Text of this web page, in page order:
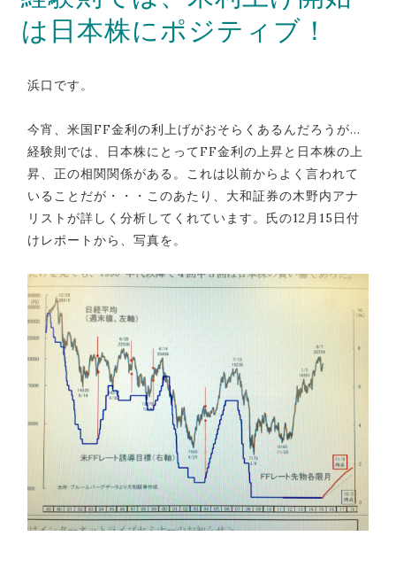
は日本株にポジティブ！
浜口です。
今宵、米国FF金利の利上げがおそらくあるんだろうが…
経験則では、日本株にとってFF金利の上昇と日本株の上
昇、正の相関関係がある。これは以前からよく言われて
いることだが・・・このあたり、大和証券の木野内アナ
リストが詳しく分析してくれています。氏の12月15日付
けレポートから、写真を。